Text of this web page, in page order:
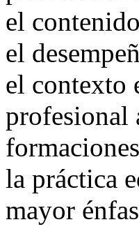
el
el
el contexto
profesional
la práctica
mayor